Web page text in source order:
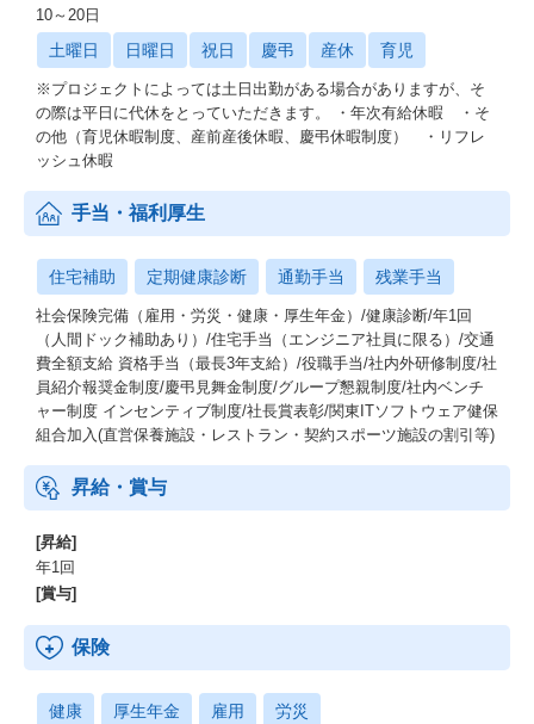
10～20日
土曜日 日曜日 祝日 慶弔 産休 育児
※プロジェクトによっては土日出勤がある場合がありますが、そ
の際は平日に代休をとっていただきます。 ・年次有給休暇 ・そ
の他（育児休暇制度、産前産後休暇、慶弔休暇制度） ・リフレ
ッシュ休暇
手当・福利厚生
住宅補助 定期健康診断 通勤手当 残業手当
社会保険完備（雇用・労災・健康・厚生年金）/健康診断/年1回
（人間ドック補助あり）/住宅手当（エンジニア社員に限る）/交通
費全額支給 資格手当（最長3年支給）/役職手当/社内外研修制度/社
員紹介報奨金制度/慶弔見舞金制度/グループ懇親制度/社内ベンチ
ャー制度 インセンティブ制度/社長賞表彰/関東ITソフトウェア健保
組合加入(直営保養施設・レストラン・契約スポーツ施設の割引等)
昇給・賞与
[昇給]
年1回
[賞与]
保険
健康 厚生年金 雇用 労災